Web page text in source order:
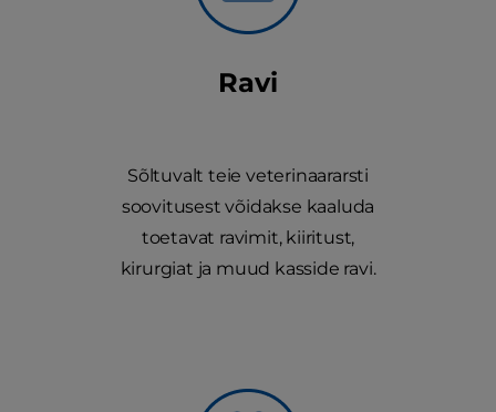
Ravi
Sõltuvalt teie veterinaararsti
soovitusest võidakse kaaluda
toetavat ravimit, kiiritust,
kirurgiat ja muud kasside ravi.